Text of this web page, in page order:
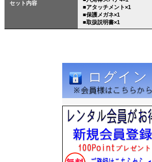
セット内容
■アタッチメント×1
■保護メガネ×1
■取扱説明書×1